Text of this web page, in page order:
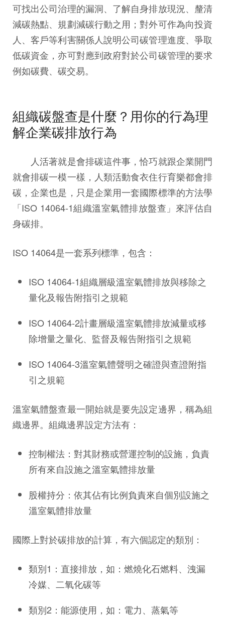
可找出公司治理的漏洞、了解自身排放現況、釐清
減碳熱點、規劃減碳行動之用；對外可作為向投資
人、客戶等利害關係人說明公司碳管理進度、爭取
低碳資金，亦可對應到政府對於公司碳管理的要求
例如碳費、碳交易。
組織碳盤查是什麼？用你的行為理
解企業碳排放行為
人活著就是會排碳這件事，恰巧就跟企業開門
就會排碳一模一樣，人類活動食衣住行育樂都會排
碳，企業也是，只是企業用一套國際標準的方法學
「ISO 14064-1組織溫室氣體排放盤查」來評估自
身碳排。
ISO 14064是一套系列標準，包含：
ISO 14064-1組織層級溫室氣體排放與移除之
量化及報告附指引之規範
ISO 14064-2計畫層級溫室氣體排放減量或移
除增量之量化、監督及報告附指引之規範
ISO 14064-3溫室氣體聲明之確證與查證附指
引之規範
溫室氣體盤查最一開始就是要先設定邊界，稱為組
織邊界。組織邊界設定方法有：
控制權法：對其財務或營運控制的設施，負責
所有來自設施之溫室氣體排放量
股權持分：依其佔有比例負責來自個別設施之
溫室氣體排放量
國際上對於碳排放的計算，有六個認定的類別：
類別1：直接排放，如：燃燒化石燃料、洩漏
冷媒、二氧化碳等
類別2：能源使用，如：電力、蒸氣等